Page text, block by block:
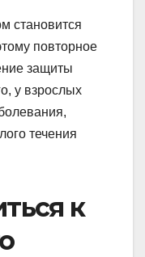
становится
повторное
защиты
у взрослых
течения
к